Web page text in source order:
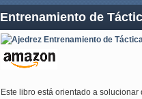
Entrenamiento de
Este libro está orientado a solucionar